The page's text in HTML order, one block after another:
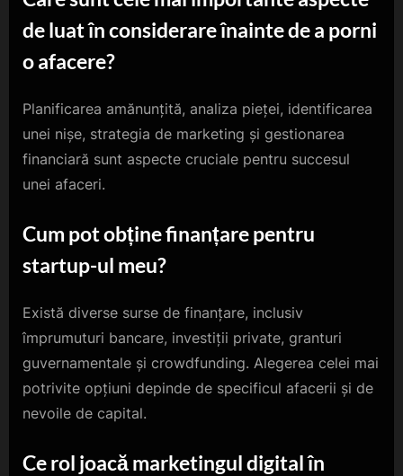
de luat în considerare înainte de a porni
o afacere?
Planificarea amănunțită, analiza pieței, identificarea
unei nișe, strategia de marketing și gestionarea
financiară sunt aspecte cruciale pentru succesul
unei afaceri.
Cum pot obține finanțare pentru
startup-ul meu?
Există diverse surse de finanțare, inclusiv
împrumuturi bancare, investiții private, granturi
guvernamentale și crowdfunding. Alegerea celei mai
potrivite opțiuni depinde de specificul afacerii și de
nevoile de capital.
Ce rol joacă marketingul digital în